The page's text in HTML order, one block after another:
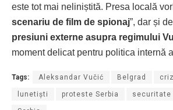
este tot mai neliniștită. Presa locală
scenariu de film de spionaj”, dar și
presiuni externe asupra regimului
moment delicat pentru politica internă
Tags: Aleksandar Vučić Belgrad
lunetiști proteste Serbia securitate